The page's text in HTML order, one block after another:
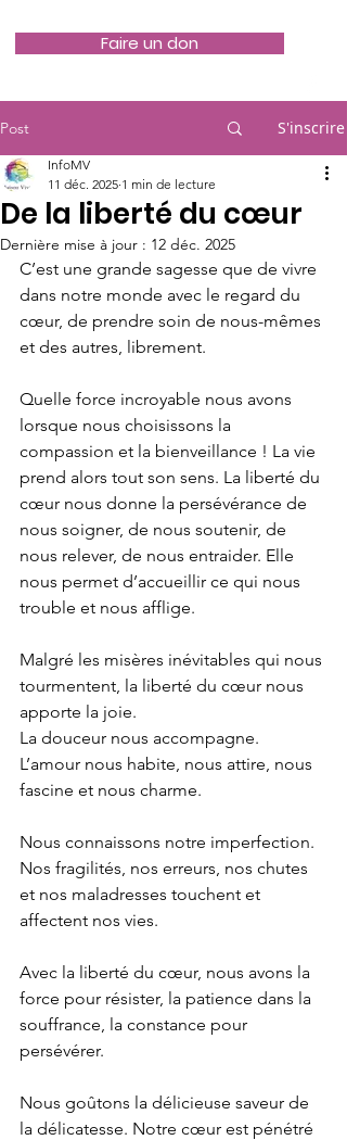
Faire un don
Post S'inscrire
De la liberté du cœur
InfoMV
11 déc. 2025 1 min de lecture
Dernière mise à jour : 12 déc. 2025
C’est une grande sagesse que de vivre
dans notre monde avec le regard du
cœur, de prendre soin de nous-mêmes
et des autres, librement.
Quelle force incroyable nous avons
lorsque nous choisissons la
compassion et la bienveillance ! La vie
prend alors tout son sens. La liberté du
cœur nous donne la persévérance de
nous soigner, de nous soutenir, de
nous relever, de nous entraider. Elle
nous permet d’accueillir ce qui nous
trouble et nous afflige.
Malgré les misères inévitables qui nous
tourmentent, la liberté du cœur nous
apporte la joie.
La douceur nous accompagne.
L’amour nous habite, nous attire, nous
fascine et nous charme.
Nous connaissons notre imperfection.
Nos fragilités, nos erreurs, nos chutes
et nos maladresses touchent et
affectent nos vies.
Avec la liberté du cœur, nous avons la
force pour résister, la patience dans la
souffrance, la constance pour
persévérer.
Nous goûtons la délicieuse saveur de
la délicatesse. Notre cœur est pénétré